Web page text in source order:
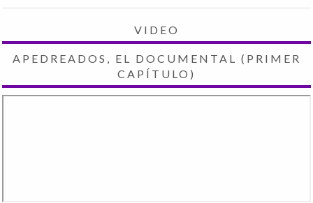
VIDEO
APEDREADOS, EL DOCUMENTAL (PRIMER
CAPÍTULO)